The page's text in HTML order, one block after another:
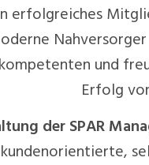
erfolgreiches
und
Erfolg
der SPAR